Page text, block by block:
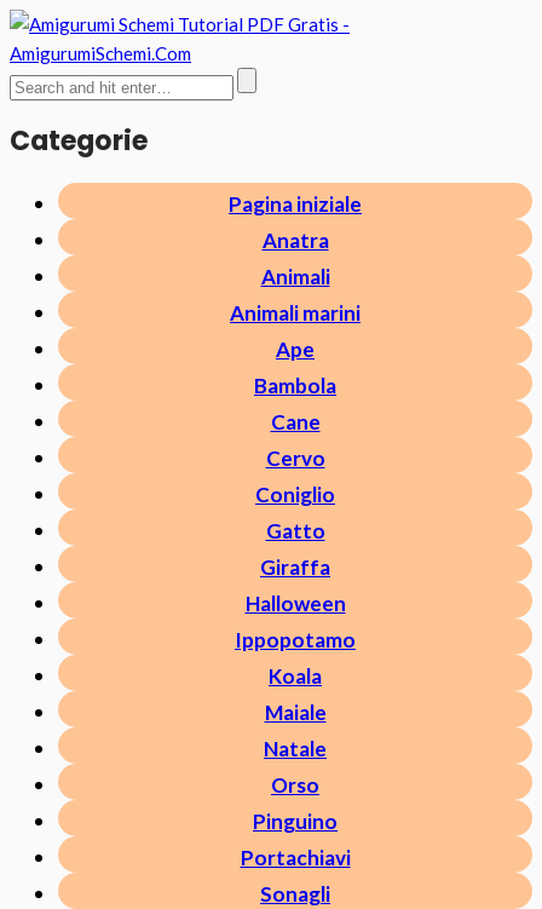
Categorie
Pagina iniziale
Anatra
Animali
Animali marini
Ape
Bambola
Cane
Cervo
Coniglio
Gatto
Giraffa
Halloween
Ippopotamo
Koala
Maiale
Natale
Orso
Pinguino
Portachiavi
Sonagli